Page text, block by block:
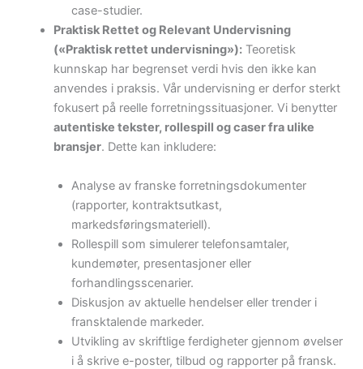
case-studier.
Praktisk Rettet og Relevant Undervisning
(«Praktisk rettet undervisning»): Teoretisk
kunnskap har begrenset verdi hvis den ikke kan
anvendes i praksis. Vår undervisning er derfor sterkt
fokusert på reelle forretningssituasjoner. Vi benytter
autentiske tekster, rollespill og caser fra ulike
bransjer. Dette kan inkludere:
Analyse av franske forretningsdokumenter
(rapporter, kontraktsutkast,
markedsføringsmateriell).
Rollespill som simulerer telefonsamtaler,
kundemøter, presentasjoner eller
forhandlingsscenarier.
Diskusjon av aktuelle hendelser eller trender i
fransktalende markeder.
Utvikling av skriftlige ferdigheter gjennom øvelser
i å skrive e-poster, tilbud og rapporter på fransk.